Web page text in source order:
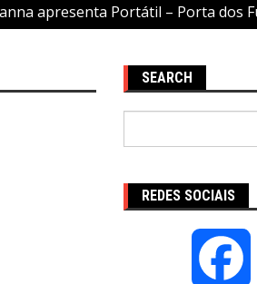
apresenta Portátil – Porta dos
SEARCH
REDES SOCIAIS